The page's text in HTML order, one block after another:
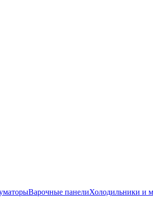
Варочные панелиХолодильники и